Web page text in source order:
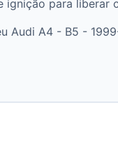
ignição para liberar
A4 - B5 -